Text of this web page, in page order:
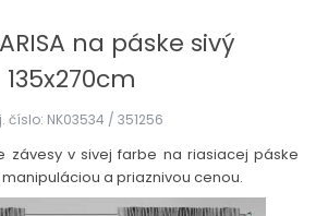
na páske sivý
135x270cm
číslo: NK03534 / 351256
závesy v sivej farbe na riasiacej páske
a priaznivou cenou.